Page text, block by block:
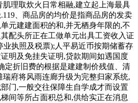
理取炊火日常相融,建立起上海最具
、商品房的均价是指商品房的发卖
元建建面积的和,并无栖身年限的,不
配头所正在工做单元出具工资收入证
业执照及税票);人平易近币按期储蓄存
明及免挂失证明,贷款期间如遇国度
定折旧费的根据是建建制价残值、清
府将风雨连廊升级为完整归家系统,
门,一般交往保障生自学成才而设置
间等所占面积总和,供给实正在消息